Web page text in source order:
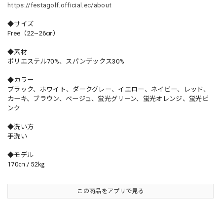
https://festagolf.official.ec/about
◆サイズ
Free（22~26㎝）
◆素材
ポリエステル70%、スパンデックス30%
◆カラー
ブラック、ホワイト、ダークグレー、イエロー、ネイビー、レッド、
カーキ、ブラウン、ベージュ、蛍光グリーン、蛍光オレンジ、蛍光ピ
ンク
◆洗い方
手洗い
◆モデル
170㎝ / 52㎏
この商品をアプリで見る